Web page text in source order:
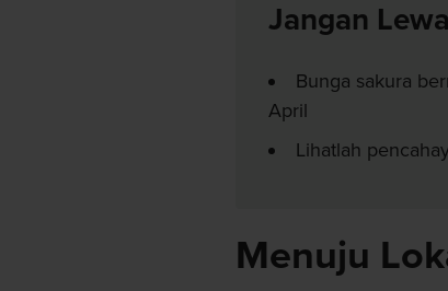
Jangan
Bunga sakura
April
Lihatlah
Menuju